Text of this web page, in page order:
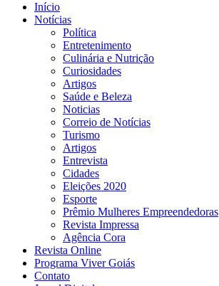
Início
Notícias
Política
Entretenimento
Culinária e Nutrição
Curiosidades
Artigos
Saúde e Beleza
Noticias
Correio de Notícias
Turismo
Artigos
Entrevista
Cidades
Eleições 2020
Esporte
Prêmio Mulheres Empreendedoras
Revista Impressa
Agência Cora
Revista Online
Programa Viver Goiás
Contato